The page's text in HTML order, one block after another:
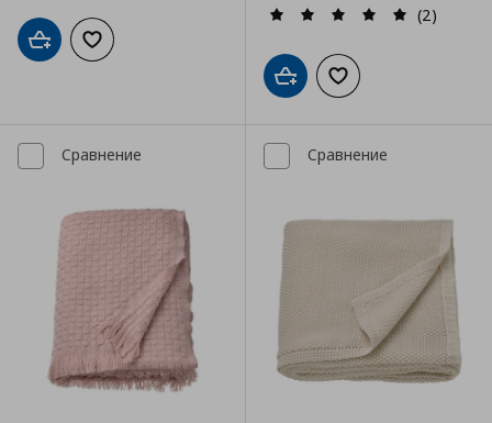
Добави в кошницата
Добави към списъка с любими
(2)
Добави в кошницата
Добави към
Сравнение Сравнение